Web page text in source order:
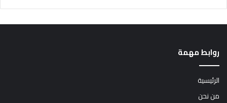
روابط مهمة
الرئيسية
من نحن